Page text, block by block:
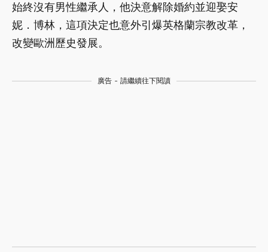
始終沒有男性繼承人，他決意解除婚約並迎娶安
妮．博林，這項決定也意外引爆英格蘭宗教改革，
改變歐洲歷史發展。
廣告 - 請繼續往下閱讀